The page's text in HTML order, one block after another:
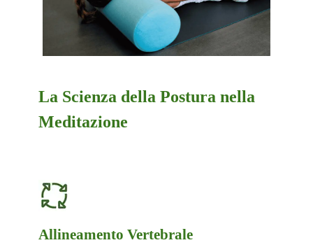
La Scienza della Postura nella
Meditazione
Allineamento Vertebrale